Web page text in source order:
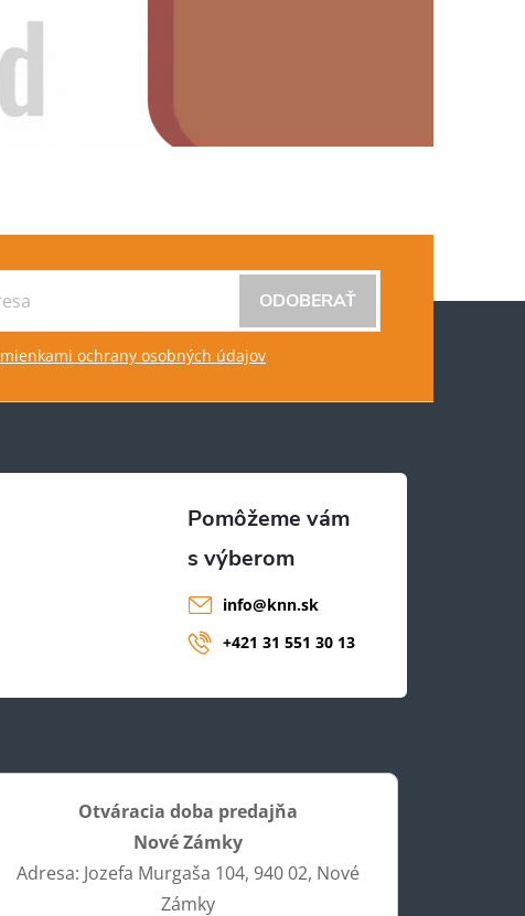
ochrany osobných údajov
ODOBERAŤ
info@knn.sk
+421 31 551 30 13
Otváracia doba predajňa
Nové Zámky
Adresa: Jozefa Murgaša 104, 940 02, Nové
Zámky